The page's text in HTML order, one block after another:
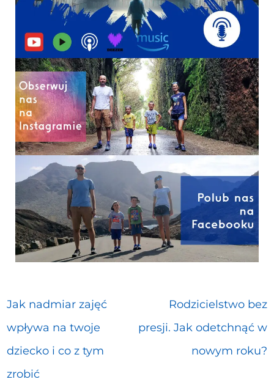
Jak nadmiar zajęć
wpływa na twoje
dziecko i co z tym
zrobić
Rodzicielstwo bez
presji. Jak odetchnąć w
nowym roku?